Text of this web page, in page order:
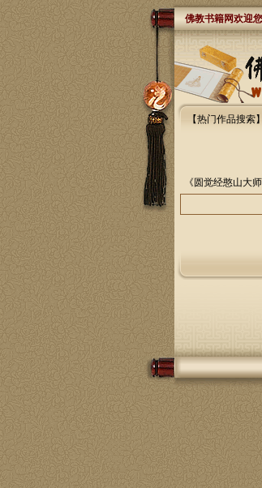
佛教书籍网欢迎
【热门作品搜索】
《圆觉经憨山大